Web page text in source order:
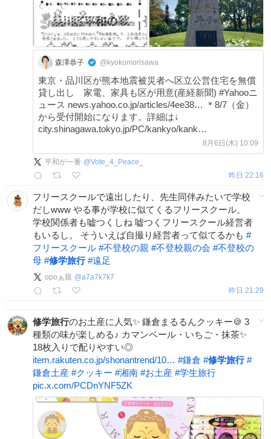
森澤恭子 @kyokomorisawa
東京・品川区が熊本地震被災者へ区立公営住宅を無償
貸し出し 家電、家具も区が用意(産経新聞) #Yahooニ
ュース news.yahoo.co.jp/articles/4ee38… ＊8/7（金）
から受付開始になります。詳細は↓
city.shinagawa.tokyo.jp/PC/kankyo/kank…
8月6日(木) 10:09
平和が一番 @Vote_4_Peace_
昨日 22:16
フリースクールで遠出したり、先生同伴みたいで学校
だしwww やる事が学校に似てくるフリースクール。
学校関係者も嘘つくしね 嘘つくフリースクール経営者
もいるし。 そういえば自撮り経営者って似てるかも #
フリースクール #不登校の親 #不登校親の会 #不登校の
母 #修学旅行 #遠足
opoぁ親 @a7a7k7k7
昨日 21:29
修学旅行のお土産に人気✨ 鎌倉まるるんクッキー🍪 3
種類の味が楽しめる♪ カマンベール・いちご・抹茶✨
18枚入りで配りやすい◎
item.rakuten.co.jp/shonantrend/10… #鎌倉 #修学旅行 #
鎌倉土産 #クッキー #湘南 #お土産 #学生旅行
pic.x.com/PCDnYNF5ZK